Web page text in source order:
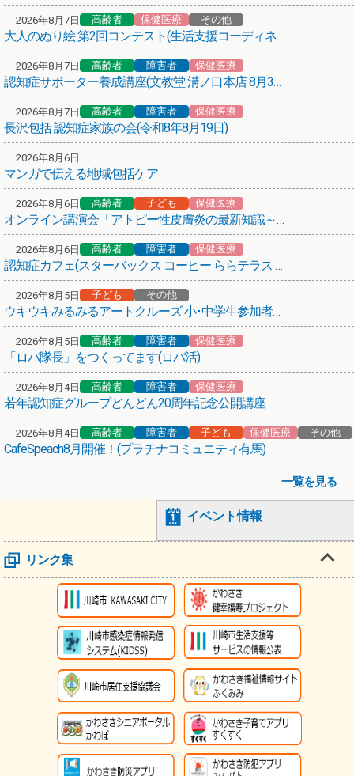
高齢者
「川崎シニアフォトコンテスト2026」作品募集！
高齢者 保健医療 その他
第66弾！まち歩きボランティアガイド養成講座
保健医療
熱中症にご注意ください！
介護サービスを考える、その前に
高齢者 保健医療
(介護予防)かかりつけの医療機関からお声がけ
悩み･困りごと相談のご案内
保健医療
紅麹を含む健康食品について
高齢者 障害者 子ども その他
あいちゃんアニメ「アニメ × 地域包括ケア」
2026年8月7日 高齢者 保健医療 その他
大人のぬり絵 第2回コンテスト(生活支援コーディネーターミケ猫倶楽部)
2026年8月7日 高齢者 障害者 保健医療
認知症サポーター養成講座(文教堂 溝ノ口本店 8月31日)
2026年8月7日 高齢者 障害者 保健医療
長沢包括 認知症家族の会(令和8年8月19日)
2026年8月6日
マンガで伝える地域包括ケア
2026年8月6日 高齢者 子ども 保健医療
オンライン講演会「アトピー性皮膚炎の最新知識～子どもから大人まで～」
2026年8月6日 高齢者 障害者 保健医療
認知症カフェ(スターバックス コーヒー ららテラス 武蔵小杉店)
2026年8月5日 子ども その他
ウキウキみるみるアートクルーズ 小･中学生参加者募集！
2026年8月5日 高齢者 障害者 保健医療
「ロバ隊長」をつくってます(ロバ活)
2026年8月4日 高齢者 障害者 保健医療
若年認知症グループどんどん20周年記念公開講座
2026年8月4日 高齢者 障害者 子ども 保健医療 その他
CafeSpeach8月開催！(プラチナコミュニティ有馬)
一覧を見る
イベント情報
リンク集